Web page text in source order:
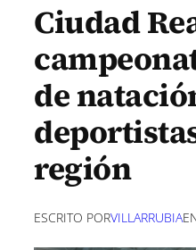
Ciudad
de
región
ESCRITO PORVILLARRUBIA